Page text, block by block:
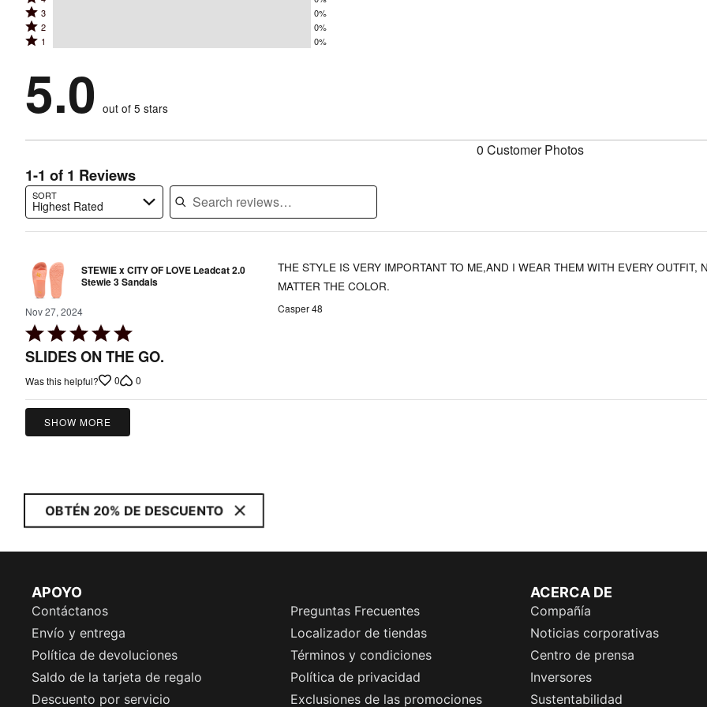
stars
by
of
reviewers
4
stars
by
of
reviewers
Rated
3
stars
0%
of
reviewers
3 0%
Rated
2
by
0%
of
2 0%
Rated
stars
by
0%
reviewers
1 0%
5.0 out of 5 stars
0 Customer Photos
1-1 of 1 Reviews
SORT
Highest Rated
Search reviews…
STEWIE x CITY OF LOVE Leadcat 2.0
Stewie 3 Sandals
Nov 27, 2024
Rated
5
of
5
SLIDES ON THE GO.
THE STYLE IS VERY IMPORTANT TO ME,AND I WEAR THEM WITH EVERY OUTFIT,
MATTER THE COLOR.
Casper 48
Was this helpful? 0 0
SHOW MORE
OBTÉN 20% DE DESCUENTO
APOYO
Contáctanos
Preguntas Frecuentes
Envío y entrega
Localizador de tiendas
Política de devoluciones
Términos y condiciones
Saldo de la tarjeta de regalo
Política de privacidad
Descuento por servicio
Exclusiones de las promociones
ACERCA DE
Compañía
Noticias corporativas
Centro de prensa
Inversores
Sustentabilidad